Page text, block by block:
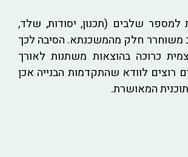
למספר שלבים (תכנון, יסודות, שלד,
משוחרר חלק מהמשכנתא. הסיבה לכך
כרוכה בהוצאות משתנות לאורך
רוצים לוודא שהתקדמות הבנייה אכן
המאושרת.